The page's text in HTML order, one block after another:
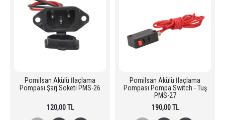
Pomilsan Akülü İlaçlama
Pompası Şarj Soketi PMS-26
120,00 TL
Pomilsan Akülü İlaçlama
Pompası Pompa Switch - Tuş
PMS-27
190,00 TL